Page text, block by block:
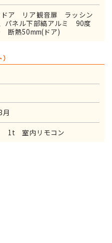
ドア リア観音扉 ラッシン
パネル下部縞アルミ 90度
断熱50mm(ドア)
月
1t 室内リモコン